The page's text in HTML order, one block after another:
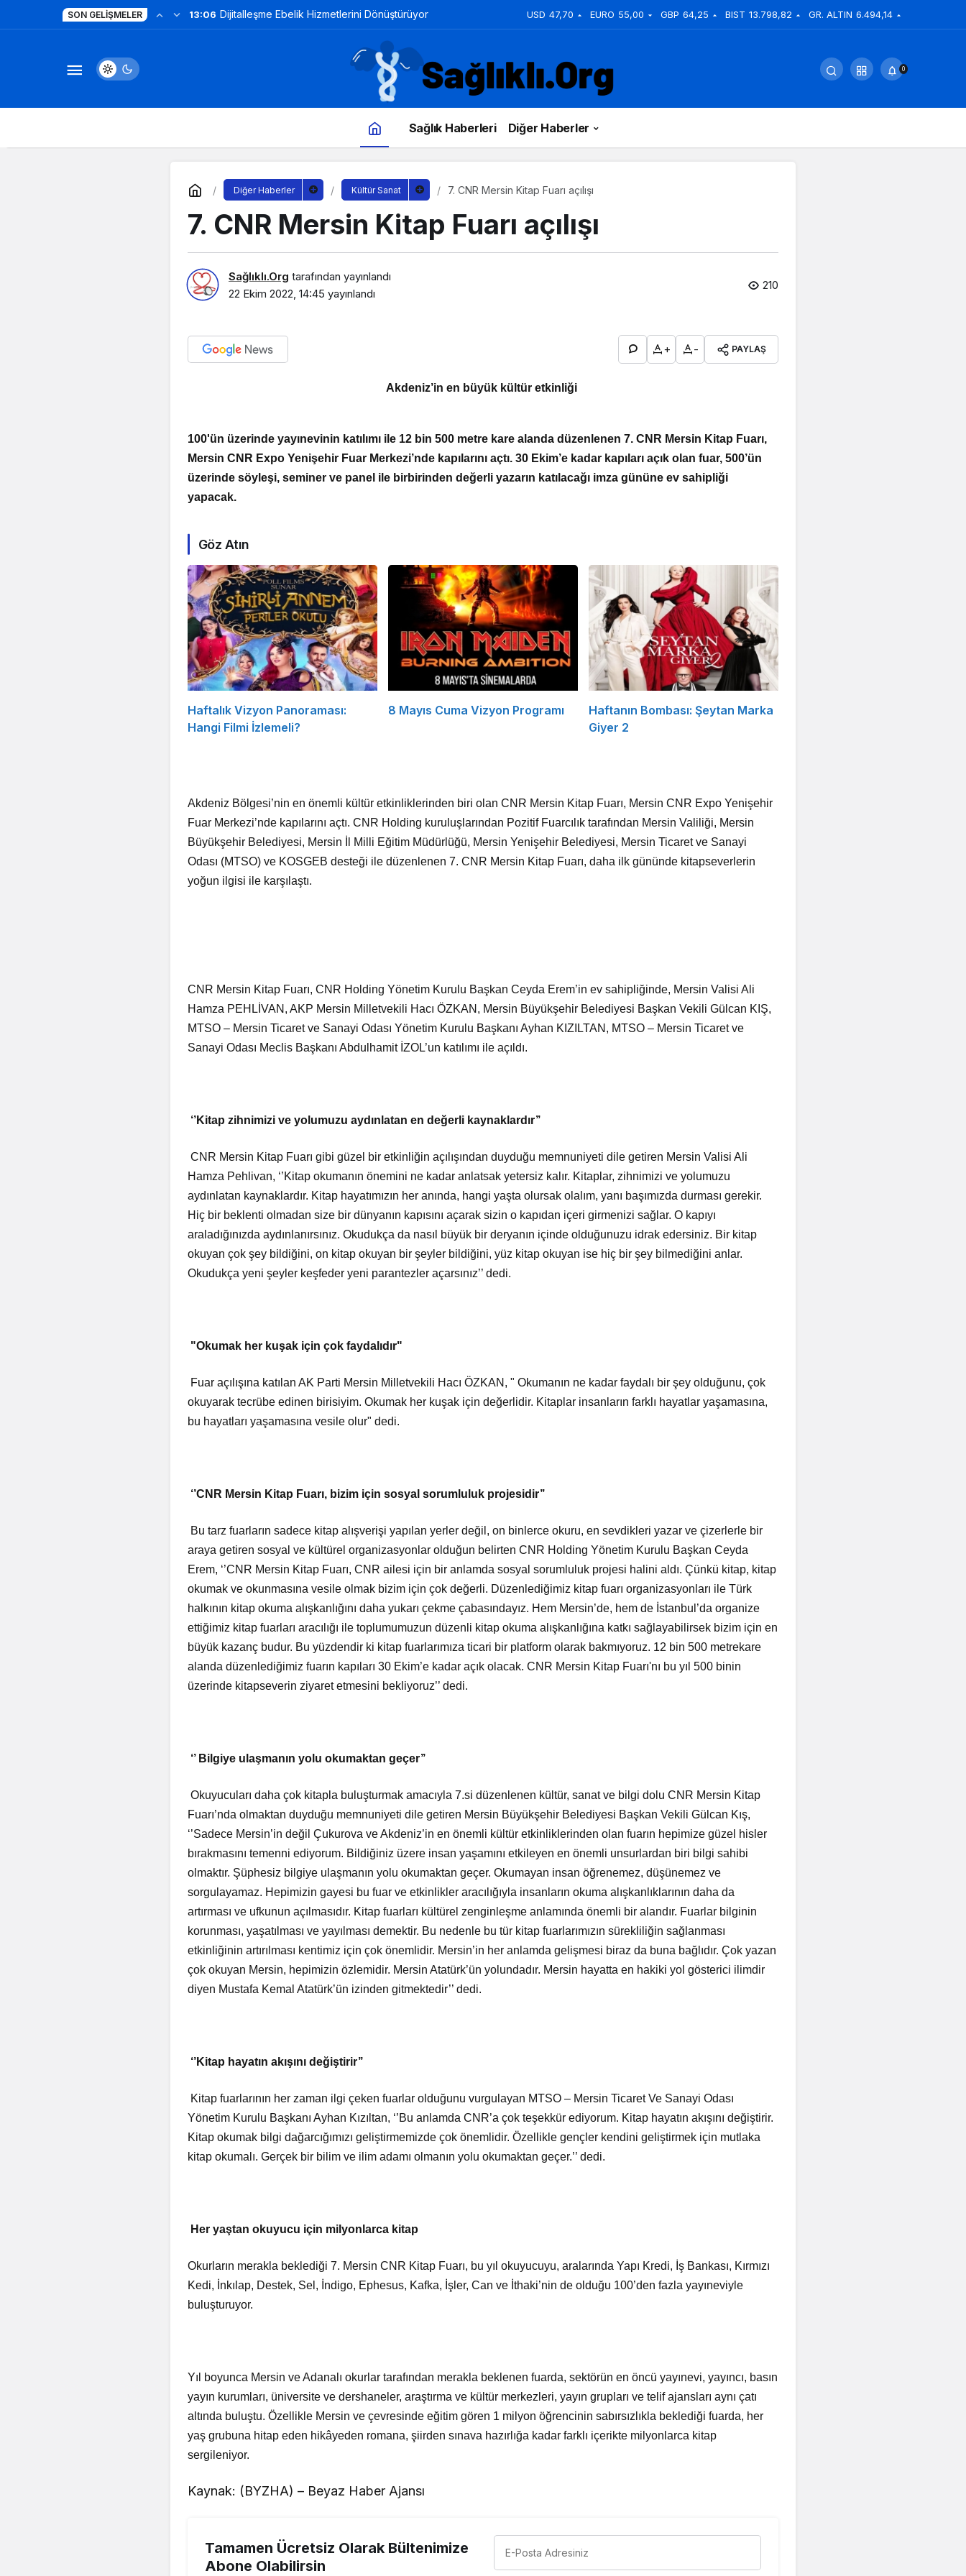
SON GELIŞMELER 13:06 Dijitalleşme Ebelik Hizmetlerini Dönüştürüyor USD 47,70 EURO 55,00 GBP 64,25 BIST 13.798,82 GR. ALTIN 6.494,14
0
Sağlık Haberleri Diğer Haberler
Diğer Haberler Kültür Sanat 7. CNR Mersin Kitap Fuarı açılışı
7. CNR Mersin Kitap Fuarı açılışı
Sağlıklı.Org tarafından yayınlandı
22 Ekim 2022, 14:45 yayınlandı
210
+ - PAYLAŞ
Akdeniz’in en büyük kültür etkinliği
100'ün üzerinde yayınevinin katılımı ile 12 bin 500 metre kare alanda düzenlenen 7. CNR Mersin Kitap Fuarı,
Mersin CNR Expo Yenişehir Fuar Merkezi’nde kapılarını açtı. 30 Ekim’e kadar kapıları açık olan fuar, 500’ün
üzerinde söyleşi, seminer ve panel ile birbirinden değerli yazarın katılacağı imza gününe ev sahipliği
yapacak.
Göz Atın
Haftalık Vizyon Panoraması:
Hangi Filmi İzlemeli?
8 Mayıs Cuma Vizyon Programı
Haftanın Bombası: Şeytan Marka
Giyer 2
Akdeniz Bölgesi’nin en önemli kültür etkinliklerinden biri olan CNR Mersin Kitap Fuarı, Mersin CNR Expo Yenişehir
Fuar Merkezi’nde kapılarını açtı. CNR Holding kuruluşlarından Pozitif Fuarcılık tarafından Mersin Valiliği, Mersin
Büyükşehir Belediyesi, Mersin İl Milli Eğitim Müdürlüğü, Mersin Yenişehir Belediyesi, Mersin Ticaret ve Sanayi
Odası (MTSO) ve KOSGEB desteği ile düzenlenen 7. CNR Mersin Kitap Fuarı, daha ilk gününde kitapseverlerin
yoğun ilgisi ile karşılaştı.
CNR Mersin Kitap Fuarı, CNR Holding Yönetim Kurulu Başkan Ceyda Erem’in ev sahipliğinde, Mersin Valisi Ali
Hamza PEHLİVAN, AKP Mersin Milletvekili Hacı ÖZKAN, Mersin Büyükşehir Belediyesi Başkan Vekili Gülcan KIŞ,
MTSO – Mersin Ticaret ve Sanayi Odası Yönetim Kurulu Başkanı Ayhan KIZILTAN, MTSO – Mersin Ticaret ve
Sanayi Odası Meclis Başkanı Abdulhamit İZOL’un katılımı ile açıldı.
‘’Kitap zihnimizi ve yolumuzu aydınlatan en değerli kaynaklardır’’
CNR Mersin Kitap Fuarı gibi güzel bir etkinliğin açılışından duyduğu memnuniyeti dile getiren Mersin Valisi Ali
Hamza Pehlivan, ‘’Kitap okumanın önemini ne kadar anlatsak yetersiz kalır. Kitaplar, zihnimizi ve yolumuzu
aydınlatan kaynaklardır. Kitap hayatımızın her anında, hangi yaşta olursak olalım, yanı başımızda durması gerekir.
Hiç bir beklenti olmadan size bir dünyanın kapısını açarak sizin o kapıdan içeri girmenizi sağlar. O kapıyı
araladığınızda aydınlanırsınız. Okudukça da nasıl büyük bir deryanın içinde olduğunuzu idrak edersiniz. Bir kitap
okuyan çok şey bildiğini, on kitap okuyan bir şeyler bildiğini, yüz kitap okuyan ise hiç bir şey bilmediğini anlar.
Okudukça yeni şeyler keşfeder yeni parantezler açarsınız’’ dedi.
"Okumak her kuşak için çok faydalıdır"
Fuar açılışına katılan AK Parti Mersin Milletvekili Hacı ÖZKAN, " Okumanın ne kadar faydalı bir şey olduğunu, çok
okuyarak tecrübe edinen birisiyim. Okumak her kuşak için değerlidir. Kitaplar insanların farklı hayatlar yaşamasına,
bu hayatları yaşamasına vesile olur" dedi.
‘’CNR Mersin Kitap Fuarı, bizim için sosyal sorumluluk projesidir’’
Bu tarz fuarların sadece kitap alışverişi yapılan yerler değil, on binlerce okuru, en sevdikleri yazar ve çizerlerle bir
araya getiren sosyal ve kültürel organizasyonlar olduğun belirten CNR Holding Yönetim Kurulu Başkan Ceyda
Erem, ‘’CNR Mersin Kitap Fuarı, CNR ailesi için bir anlamda sosyal sorumluluk projesi halini aldı. Çünkü kitap, kitap
okumak ve okunmasına vesile olmak bizim için çok değerli. Düzenlediğimiz kitap fuarı organizasyonları ile Türk
halkının kitap okuma alışkanlığını daha yukarı çekme çabasındayız. Hem Mersin’de, hem de İstanbul’da organize
ettiğimiz kitap fuarları aracılığı ile toplumumuzun düzenli kitap okuma alışkanlığına katkı sağlayabilirsek bizim için en
büyük kazanç budur. Bu yüzdendir ki kitap fuarlarımıza ticari bir platform olarak bakmıyoruz. 12 bin 500 metrekare
alanda düzenlediğimiz fuarın kapıları 30 Ekim’e kadar açık olacak. CNR Mersin Kitap Fuarı'nı bu yıl 500 binin
üzerinde kitapseverin ziyaret etmesini bekliyoruz’’ dedi.
‘’ Bilgiye ulaşmanın yolu okumaktan geçer’’
Okuyucuları daha çok kitapla buluşturmak amacıyla 7.si düzenlenen kültür, sanat ve bilgi dolu CNR Mersin Kitap
Fuarı’nda olmaktan duyduğu memnuniyeti dile getiren Mersin Büyükşehir Belediyesi Başkan Vekili Gülcan Kış,
‘’Sadece Mersin’in değil Çukurova ve Akdeniz’in en önemli kültür etkinliklerinden olan fuarın hepimize güzel hisler
bırakmasını temenni ediyorum. Bildiğiniz üzere insan yaşamını etkileyen en önemli unsurlardan biri bilgi sahibi
olmaktır. Şüphesiz bilgiye ulaşmanın yolu okumaktan geçer. Okumayan insan öğrenemez, düşünemez ve
sorgulayamaz. Hepimizin gayesi bu fuar ve etkinlikler aracılığıyla insanların okuma alışkanlıklarının daha da
artırması ve ufkunun açılmasıdır. Kitap fuarları kültürel zenginleşme anlamında önemli bir alandır. Fuarlar bilginin
korunması, yaşatılması ve yayılması demektir. Bu nedenle bu tür kitap fuarlarımızın sürekliliğin sağlanması
etkinliğinin artırılması kentimiz için çok önemlidir. Mersin’in her anlamda gelişmesi biraz da buna bağlıdır. Çok yazan
çok okuyan Mersin, hepimizin özlemidir. Mersin Atatürk’ün yolundadır. Mersin hayatta en hakiki yol gösterici ilimdir
diyen Mustafa Kemal Atatürk’ün izinden gitmektedir’’ dedi.
‘’Kitap hayatın akışını değiştirir’’
Kitap fuarlarının her zaman ilgi çeken fuarlar olduğunu vurgulayan MTSO – Mersin Ticaret Ve Sanayi Odası
Yönetim Kurulu Başkanı Ayhan Kızıltan, ‘’Bu anlamda CNR’a çok teşekkür ediyorum. Kitap hayatın akışını değiştirir.
Kitap okumak bilgi dağarcığımızı geliştirmemizde çok önemlidir. Özellikle gençler kendini geliştirmek için mutlaka
kitap okumalı. Gerçek bir bilim ve ilim adamı olmanın yolu okumaktan geçer.’’ dedi.
Her yaştan okuyucu için milyonlarca kitap
Okurların merakla beklediği 7. Mersin CNR Kitap Fuarı, bu yıl okuyucuyu, aralarında Yapı Kredi, İş Bankası, Kırmızı
Kedi, İnkılap, Destek, Sel, İndigo, Ephesus, Kafka, İşler, Can ve İthaki’nin de olduğu 100’den fazla yayıneviyle
buluşturuyor.
Yıl boyunca Mersin ve Adanalı okurlar tarafından merakla beklenen fuarda, sektörün en öncü yayınevi, yayıncı, basın
yayın kurumları, üniversite ve dershaneler, araştırma ve kültür merkezleri, yayın grupları ve telif ajansları aynı çatı
altında buluştu. Özellikle Mersin ve çevresinde eğitim gören 1 milyon öğrencinin sabırsızlıkla beklediği fuarda, her
yaş grubuna hitap eden hikâyeden romana, şiirden sınava hazırlığa kadar farklı içerikte milyonlarca kitap
sergileniyor.
Kaynak: (BYZHA) – Beyaz Haber Ajansı
Tamamen Ücretsiz Olarak Bültenimize
Abone Olabilirsin